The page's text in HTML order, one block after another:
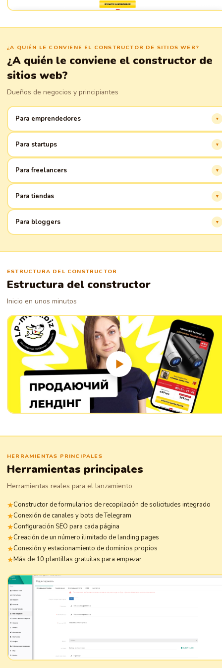
¿A QUIÉN LE CONVIENE EL CONSTRUCTOR DE SITIOS WEB?
¿A quién le conviene el constructor de
sitios web?
Dueños de negocios y principiantes
Para emprendedores
negocio en internet, sin habilidades de programación.
Para startups
de los servicios necesarios. ¡Desarrolla tu proyecto en la red!
Para freelancers
pedidos.
Para tiendas
productos con facilidad.
Para bloggers
publica contenido fácilmente, atrae a tu audiencia.
ESTRUCTURA DEL CONSTRUCTOR
Estructura del constructor
Inicio en unos minutos
HERRAMIENTAS PRINCIPALES
Herramientas principales
Herramientas reales para el lanzamiento
Constructor de formularios de recopilación de solicitudes integrado
Conexión de canales y bots de Telegram
Configuración SEO para cada página
Creación de un número ilimitado de landing pages
Conexión y estacionamiento de dominios propios
Más de 10 plantillas gratuitas para empezar